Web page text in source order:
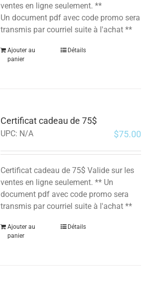
ventes en ligne seulement. **
Un document pdf avec code promo sera
transmis par courriel suite à l'achat **
Ajouter au
panier
Détails
Certificat cadeau de 75$
UPC: N/A $75.00
Certificat cadeau de 75$ Valide sur les
ventes en ligne seulement. ** Un
document pdf avec code promo sera
transmis par courriel suite à l'achat **
Ajouter au
panier
Détails